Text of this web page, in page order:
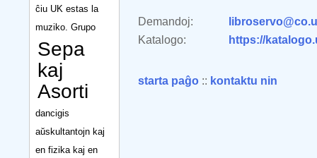
ĉiu UK estas la
muziko. Grupo
Sepa
kaj
Asorti
dancigis
aŭskultantojn kaj
en fizika kaj en
Demandoj:
Katalogo:
https://
starta paĝo :: kontaktu nin